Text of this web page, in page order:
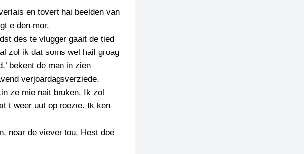
en tovert hai beelden van
e den mor.
des te vlugger gaait de tied
zol ik dat soms wel hail groag
bekent de man in zien
verjoardagsverziede.
ze mie nait bruken. Ik zol
t weer uut op roezie. Ik ken
noar de viever tou. Hest doe